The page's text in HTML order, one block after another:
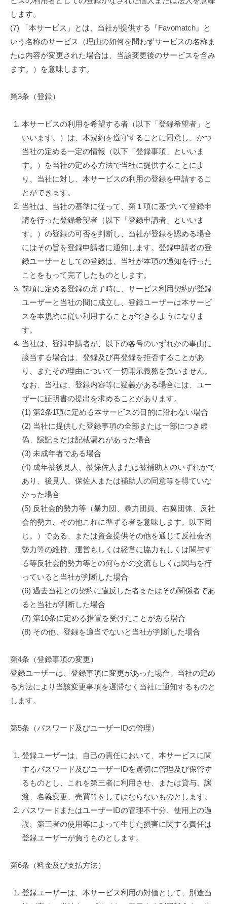
します。
(7) 「本サービス」とは、当社が提供する『Favomatch』と
いう名称のサービス（理由の如何を問わずサービスの名称ま
たは内容が変更された場合は、当該変更後のサービスを含み
ます。）を意味します。
第3条（登録）
本サービスの利用を希望する者（以下「登録希望者」と
いいます。）は、本規約を遵守することに同意し、かつ
当社の定める一定の情報（以下「登録事項」といいま
す。）を当社の定める方法で当社に提供することによ
り、当社に対し、本サービスの利用の登録を申請するこ
とができます。
当社は、当社の基準に従って、第１項に基づいて登録申
請を行った登録希望者（以下「登録申請者」といいま
す。）の登録の可否を判断し、当社が登録を認める場合
にはその旨を登録申請者に通知します。登録申請者の登
録ユーザーとしての登録は、当社が本項の通知を行った
ことをもって完了したものとします。
前項に定める登録の完了時に、サービス利用契約が登録
ユーザーと当社の間に成立し、登録ユーザーは本サービ
スを本規約に従い利用することができるようになりま
す。
当社は、登録申請者が、以下の各号のいずれかの事由に
該当する場合は、登録及び再登録を拒否することがあ
り、またその理由について一切開示義務を負いません。
なお、当社は、登録内容等に疑義がある場合には、ユー
ザーに証明書の提出を求めることがあります。
(1) 第2条1項に定める本サービスの目的に沿わない場合
(2) 当社に提供した登録事項の全部または一部につき虚
偽、誤記または記載漏れがあった場合
(3) 未成年者である場合
(4) 成年被後見人、被保佐人または被補助人のいずれかで
あり、後見人、保佐人または補助人の同意等を得ていな
かった場合
(5) 反社会的勢力等（暴力団、暴力団員、右翼団体、反社
会的勢力、その他これに準ずる者を意味します。以下同
じ。）である、または資金提供その他を通じて反社会的
勢力等の維持、運営もしくは経営に協力もしくは関与す
る等反社会的勢力等との何らかの交流もしくは関与を行
っていると当社が判断した場合
(6) 過去当社との契約に違反した者またはその関係者であ
ると当社が判断した場合
(7) 第10条に定める措置を受けたことがある場合
(8) その他、登録を適当でないと当社が判断した場合
第4条（登録事項の変更）
登録ユーザーは、登録事項に変更があった場合、当社の定め
る方法により当該変更事項を遅滞なく当社に通知するものと
します。
第5条（パスワード及びユーザーIDの管理）
登録ユーザーは、自己の責任において、本サービスに関
するパスワード及びユーザーIDを適切に管理及び保管す
るものとし、これを第三者に利用させ、または貸与、譲
渡、名義変更、売買等をしてはならないものとします。
パスワードまたはユーザーIDの管理不十分、使用上の過
誤、第三者の使用等によって生じた損害に関する責任は
登録ユーザーが負うものとします。
第6条（料金及び支払方法）
登録ユーザーは、本サービス利用の対価として、別途当